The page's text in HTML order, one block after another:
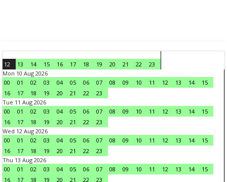
12 13 14 15 16 17 18 19 20 21 22
23
Mon 10 Aug 2026
00
01 02 03 04 05 06 07 08 09 10 11 12 13 14
15
16
17 18 19 20 21 22
23
Tue 11 Aug 2026
00
01 02 03 04 05 06 07 08 09 10 11 12 13 14
15
16
17 18 19 20 21 22
23
Wed 12 Aug 2026
00
01 02 03 04 05 06 07 08 09 10 11 12 13 14
15
16
17 18 19 20 21 22
23
Thu 13 Aug 2026
00
01 02 03 04 05 06 07 08 09 10 11 12 13 14
15
16
17 18 19 20 21 22
23